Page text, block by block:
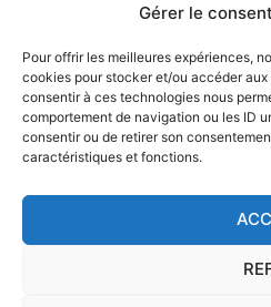
Gérer le
Pour offrir les meilleures expériences,
cookies pour stocker et/ou accéder
consentir à ces technologies nous
comportement de navigation ou les ID
consentir ou de retirer son
caractéristiques et fonctions.